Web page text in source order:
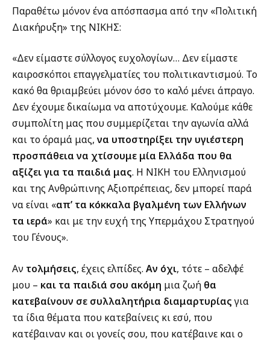
Παραθέτω μόνον ένα απόσπασμα από την «Πολιτική
Διακήρυξη» της ΝΙΚΗΣ:
«Δεν είμαστε σύλλογος ευχολογίων… Δεν είμαστε
καιροσκόποι επαγγελματίες του πολιτικαντισμού. Το
κακό θα θριαμβεύει μόνον όσο το καλό μένει άπραγο.
Δεν έχουμε δικαίωμα να αποτύχουμε. Καλούμε κάθε
συμπολίτη μας που συμμερίζεται την αγωνία αλλά
και το όραμά μας, να υποστηρίξει την υγιέστερη
προσπάθεια να χτίσουμε μία Ελλάδα που θα
αξίζει για τα παιδιά μας. Η ΝΙΚΗ του Ελληνισμού
και της Ανθρώπινης Αξιοπρέπειας, δεν μπορεί παρά
να είναι «απ’ τα κόκκαλα βγαλμένη των Ελλήνων
τα ιερά» και με την ευχή της Υπερμάχου Στρατηγού
του Γένους».
Αν τολμήσεις, έχεις ελπίδες. Αν όχι, τότε – αδελφέ
μου – και τα παιδιά σου ακόμη μια ζωή θα
κατεβαίνουν σε συλλαλητήρια διαμαρτυρίαςγια
τα ίδια θέματα που κατεβαίνεις κι εσύ, που
κατέβαιναν και οι γονείς σου, που κατέβαινε και ο